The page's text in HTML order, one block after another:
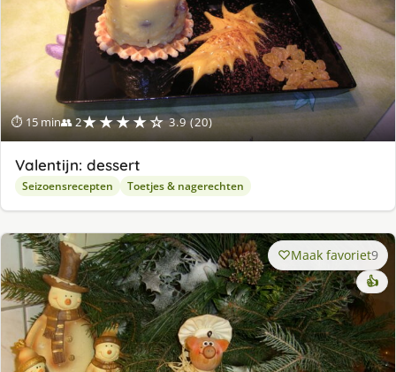
⏱ 15 min👥 2★★★★☆ 3.9 (20)
Valentijn: dessert
Seizoensrecepten Toetjes & nagerechten
Maak favoriet9
👍